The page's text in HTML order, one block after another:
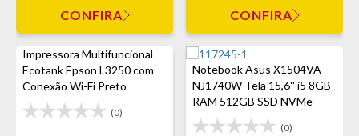
CONFIRA CONFIRA
Impressora Multifuncional
Ecotank Epson L3250 com
Conexão Wi-Fi Preto
(0)
Notebook Asus X1504VA-
NJ1740W Tela 15,6'' i5 8GB
RAM 512GB SSD NVMe
Windows 11 Home - Prata
(0)